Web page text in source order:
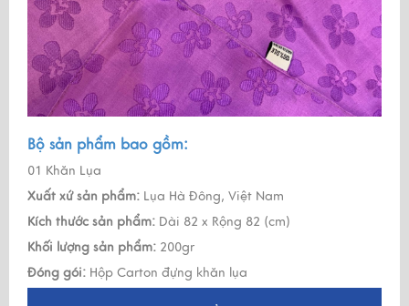
Bộ sản phẩm bao gồm:
01 Khăn Lụa
Xuất xứ sản phẩm: Lụa Hà Đông, Việt Nam
Kích thước sản phẩm: Dài 82 x Rộng 82 (cm)
Khối lượng sản phẩm: 200gr
Đóng gói: Hộp Carton đựng khăn lụa